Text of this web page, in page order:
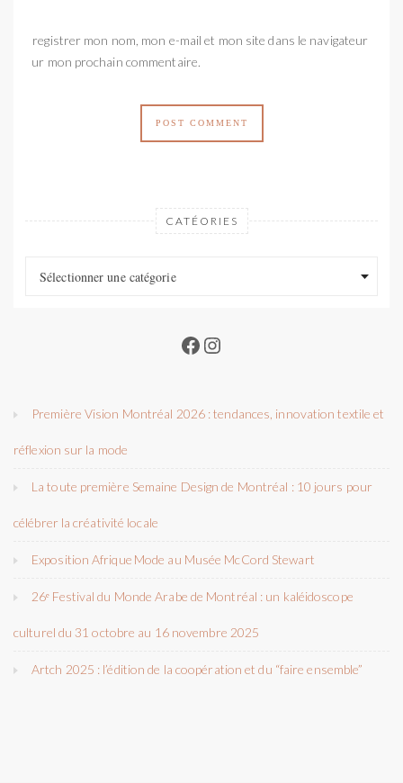
Enregistrer mon nom, mon e-mail et mon site dans le navigateur
pour mon prochain commentaire.
CATÉORIES
Sélectionner une catégorie
Facebook
Instagram
Première Vision Montréal 2026 : tendances, innovation textile et
réflexion sur la mode
La toute première Semaine Design de Montréal : 10 jours pour
célébrer la créativité locale
Exposition Afrique Mode au Musée McCord Stewart
26ᵉ Festival du Monde Arabe de Montréal : un kaléidoscope
culturel du 31 octobre au 16 novembre 2025
Artch 2025 : l’édition de la coopération et du “faire ensemble”